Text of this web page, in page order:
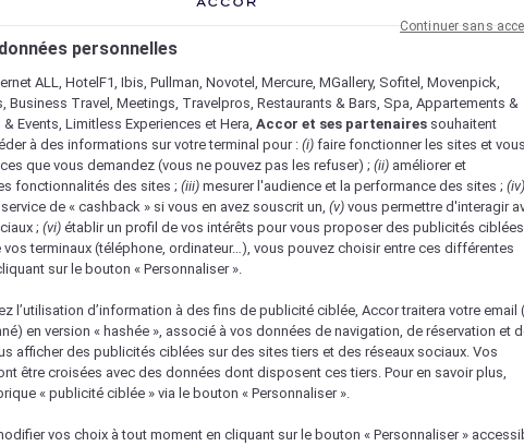
personnelles
ALL, HotelF1, Ibis, Pullman, Novotel, Mercure, MGallery, Sofitel, Movenpick,
Business Travel, Meetings, Travelpros, Restaurants & Bars, Spa, Appartements &
Events, Limitless Experiences et Hera, Accor et ses partenaires souhaitent
à des informations sur votre terminal pour : (i) faire fonctionner les sites et vous
que vous demandez (vous ne pouvez pas les refuser) ; (ii) améliorer et
fonctionnalités des sites ; (iii) mesurer l'audience et la performance des sites ; (iv)
de « cashback » si vous en avez souscrit un, (v) vous permettre d'interagir
; (vi) établir un profil de vos intérêts pour vous proposer des publicités
vos terminaux (téléphone, ordinateur…), vous pouvez choisir entre ces différentes
sur le bouton « Personnaliser ».
l’utilisation d’information à des fins de publicité ciblée, Accor traitera votre email
en version « hashée », associé à vos données de navigation, de réservation et
afficher des publicités ciblées sur des sites tiers et des réseaux sociaux. Vos
être croisées avec des données dont disposent ces tiers. Pour en savoir plus,
« publicité ciblée » via le bouton « Personnaliser ».
vos choix à tout moment en cliquant sur le bouton « Personnaliser »
Continuer sans